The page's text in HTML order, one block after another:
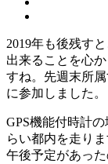
2019年も後残す
出来ることを心
すね。先週末所
に参加しました。
GPS機能付時計
らい都内を走り
午後予定があっ